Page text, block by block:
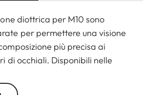
diottrica per M10 sono
per permettere una visione
più precisa ai
di occhiali. Disponibili nelle
della M è pre-tarato su una